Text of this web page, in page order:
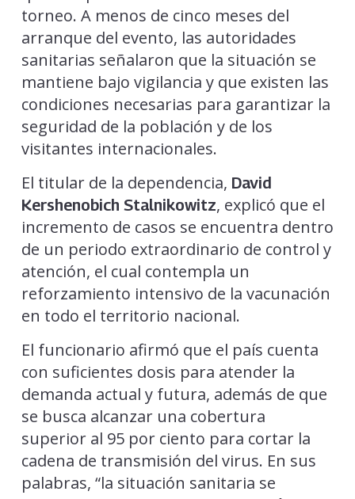
torneo. A menos de cinco meses del
arranque del evento, las autoridades
sanitarias señalaron que la situación se
mantiene bajo vigilancia y que existen las
condiciones necesarias para garantizar la
seguridad de la población y de los
visitantes internacionales.
El titular de la dependencia, David
Kershenobich Stalnikowitz, explicó que el
incremento de casos se encuentra dentro
de un periodo extraordinario de control y
atención, el cual contempla un
reforzamiento intensivo de la vacunación
en todo el territorio nacional.
El funcionario afirmó que el país cuenta
con suficientes dosis para atender la
demanda actual y futura, además de que
se busca alcanzar una cobertura
superior al 95 por ciento para cortar la
cadena de transmisión del virus. En sus
palabras, “la situación sanitaria se